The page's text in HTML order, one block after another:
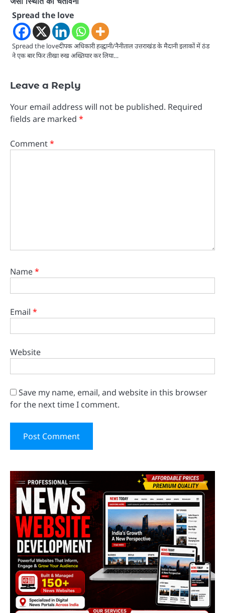
Spread the love
Spread the loveदीपक अधिकारी हल्द्वानी/नैनीताल उत्तराखंड के मैदानी इलाकों में ठंड
ने एक बार फिर तीखा रुख अख्तियार कर लिया…
Leave a Reply
Your email address will not be published. Required
fields are marked *
Comment*
Name*
Email *
Website
Save my name, email, and website in this browser
for the next time I comment.